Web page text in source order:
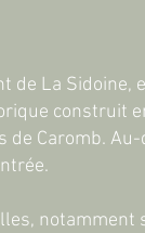
de La
construit
Caromb.